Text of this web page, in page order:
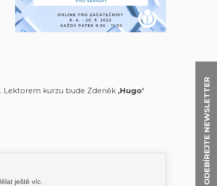
ODEBÍREJTE NEWSLETTER
. Lektorem kurzu bude Zdeněk ‚Hugo‘